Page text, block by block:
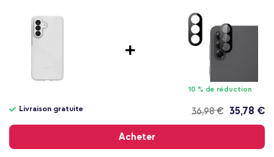
10 % de réduction
36,98 €
Livraison gratuite 35,78 €
Acheter
gratuite